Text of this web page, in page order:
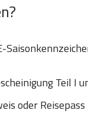
Teil I
oder Reisepass